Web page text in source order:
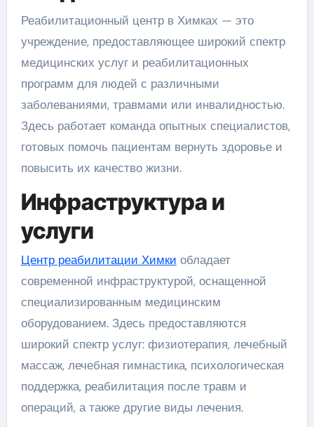
Реабилитационный центр в Химках — это
учреждение, предоставляющее широкий спектр
медицинских услуг и реабилитационных
программ для людей с различными
заболеваниями, травмами или инвалидностью.
Здесь работает команда опытных специалистов,
готовых помочь пациентам вернуть здоровье и
повысить их качество жизни.
Инфраструктура и
услуги
Центр реабилитации Химки обладает
современной инфраструктурой, оснащенной
специализированным медицинским
оборудованием. Здесь предоставляются
широкий спектр услуг: физиотерапия, лечебный
массаж, лечебная гимнастика, психологическая
поддержка, реабилитация после травм и
операций, а также другие виды лечения.